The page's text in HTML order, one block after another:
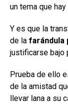
un tema que
Y es que la
de la farándula
justificarse bajo
Prueba de ello
de la amistad
llevar lana a su